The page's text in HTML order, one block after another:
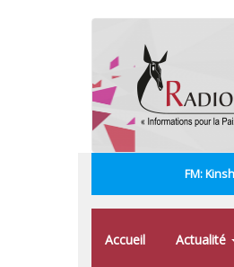
FM:
Accueil Actualité